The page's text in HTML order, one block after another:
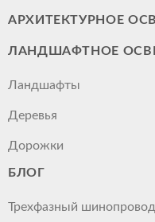
АРХИТЕКТУРНОЕ
ЛАНДШАФТНОЕ
Ландшафты
Деревья
Дорожки
БЛОГ
Трехфазный